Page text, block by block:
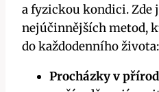
a fyzickou kondici. Zde
nejúčinnějších metod,
do každodenního života:
Procházky v